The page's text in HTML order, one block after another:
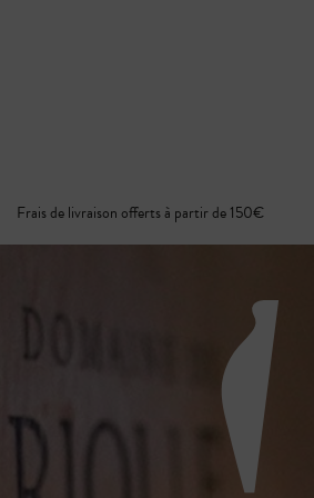
Frais de livraison offerts à partir de 150€